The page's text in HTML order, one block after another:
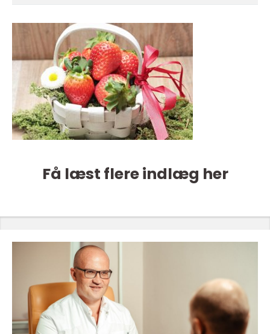
Få læst flere indlæg her